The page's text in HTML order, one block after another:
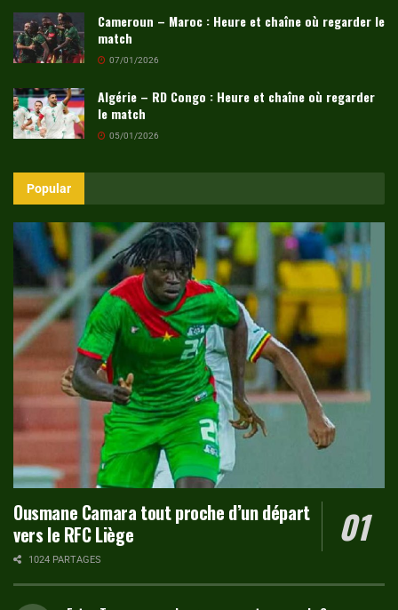
Cameroun – Maroc : Heure et chaîne où regarder le
match
07/01/2026
Algérie – RD Congo : Heure et chaîne où regarder
le match
05/01/2026
Popular
Ousmane Camara tout proche d’un départ
vers le RFC Liège
1024 PARTAGES